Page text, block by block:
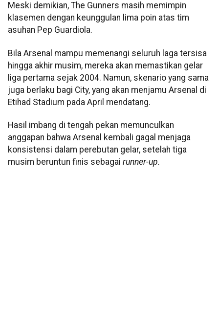
Meski demikian, The Gunners masih memimpin
klasemen dengan keunggulan lima poin atas tim
asuhan Pep Guardiola.
Bila Arsenal mampu memenangi seluruh laga tersisa
hingga akhir musim, mereka akan memastikan gelar
liga pertama sejak 2004. Namun, skenario yang sama
juga berlaku bagi City, yang akan menjamu Arsenal di
Etihad Stadium pada April mendatang.
Hasil imbang di tengah pekan memunculkan
anggapan bahwa Arsenal kembali gagal menjaga
konsistensi dalam perebutan gelar, setelah tiga
musim beruntun finis sebagai runner-up.